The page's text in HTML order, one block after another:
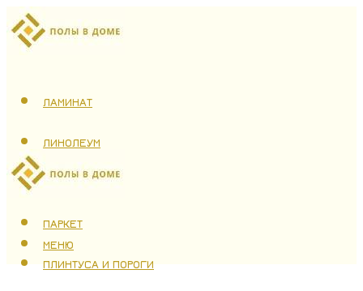
ЛАМИНАТ
ЛИНОЛЕУМ
ТЕПЛЫЙ ПОЛ
ПАРКЕТ
ПЛИНТУСА И ПОРОГИ
МЕНЮ